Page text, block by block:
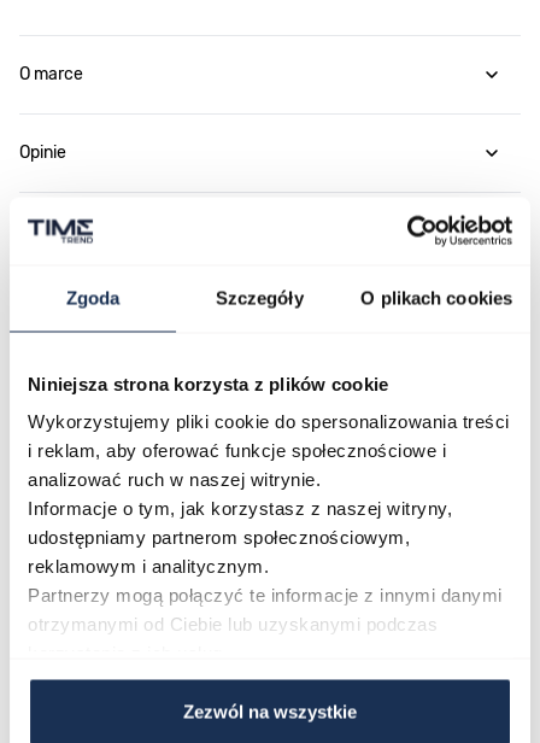
Zgoda Szczegóły O plikach cookies
Niniejsza strona korzysta z plików cookie
Wykorzystujemy pliki cookie do spersonalizowania treści
i reklam, aby oferować funkcje społecznościowe i
analizować ruch w naszej witrynie.
Informacje o tym, jak korzystasz z naszej witryny,
udostępniamy partnerom społecznościowym,
reklamowym i analitycznym.
Partnerzy mogą połączyć te informacje z innymi danymi
otrzymanymi od Ciebie lub uzyskanymi podczas
Zezwól na wszystkie
O marce
Opinie
Zapytaj o produkt
Płatność i dostawa
Najczęściej kupowane
Poruszanie się po elementach karuzeli jest możliwe za pomocą
Naciśnij, aby pominąć karuzelę
Naciśnij, aby przejść do nawigacji karuzeli